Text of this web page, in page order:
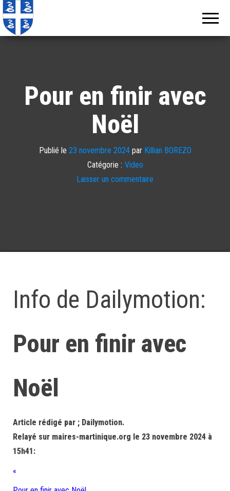
Pour en finir avec
Noël
Publié le 23 novembre 2024par Killian BOREZO
Catégorie : Video
Laisser un commentaire
Info de Dailymotion:
Pour en finir avec
Noël
Article rédigé par ; Dailymotion.
Relayé sur maires-martinique.org le 23 novembre 2024 à
15h41:
«